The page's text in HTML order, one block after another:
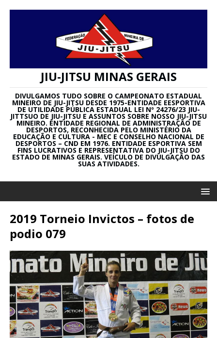
JIU-JITSU MINAS GERAIS
DIVULGAMOS TUDO SOBRE O CAMPEONATO ESTADUAL
MINEIRO DE JIU-JITSU DESDE 1975-ENTIDADE EESPORTIVA
DE UTILIDADE PÚBLICA ESTADUAL LEI Nº 24276/23 JIU-
JITTSUO DE JIU-JITSU E ASSUNTOS SOBRE NOSSO JIU-JITSU
MINEIRO. ENTIDADE REGIONAL DE ADMINISTRAÇÃO DE
DESPORTOS, RECONHECIDA PELO MINISTÉRIO DA
EDUCAÇÃO E CULTURA - MEC E CONSELHO NACIONAL DE
DESPORTOS – CND EM 1976. ENTIDADE ESPORTIVA SEM
FINS LUCRATIVOS E REPRESENTATIVA DO JIU-JITSU DO
ESTADO DE MINAS GERAIS. VEÍCULO DE DIVULGAÇÃO DAS
SUAS ATIVIDADES.
2019 Torneio Invictos – fotos de
podio 079